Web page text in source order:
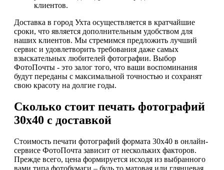
клиентов.
Доставка в город Ухта осуществляется в кратчайшие
сроки, что является дополнительным удобством для
наших клиентов. Мы стремимся предложить лучший
сервис и удовлетворить требования даже самых
взыскательных любителей фотографии. Выбор
ФотоПочты - это залог того, что ваши воспоминания
будут переданы с максимальной точностью и сохранят
свою красоту на долгие годы.
Сколько стоит печать фотографий
30х40 с доставкой
Стоимость печати фотографий формата 30х40 в онлайн-
сервисе ФотоПочта зависит от нескольких факторов.
Прежде всего, цена формируется исходя из выбранного
вами типа фотобумаги – будь то матовая или глянцевая